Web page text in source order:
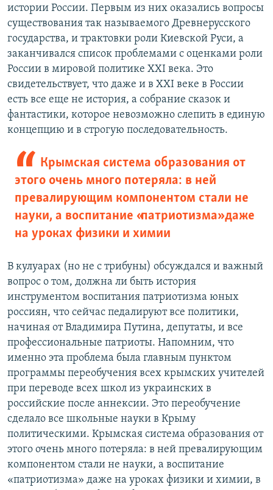
истории России. Первым из них оказались вопросы
существования так называемого Древнерусского
государства, и трактовки роли Киевской Руси, а
заканчивался список проблемами с оценками роли
России в мировой политике ХХІ века. Это
свидетельствует, что даже и в ХХІ веке в России
есть все еще не история, а собрание сказок и
фантастики, которое невозможно слепить в единую
концепцию и в строгую последовательность.
Крымская система образования от
этого очень много потеряла: в ней
превалирующим компонентом стали не
науки, а воспитание «патриотизма» даже
на уроках физики и химии
В кулуарах (но не с трибуны) обсуждался и важный
вопрос о том, должна ли быть история
инструментом воспитания патриотизма юных
россиян, что сейчас педалируют все политики,
начиная от Владимира Путина, депутаты, и все
профессиональные патриоты. Напомним, что
именно эта проблема была главным пунктом
программы переобучения всех крымских учителей
при переводе всех школ из украинских в
российские после аннексии. Это переобучение
сделало все школьные науки в Крыму
политическими. Крымская система образования от
этого очень много потеряла: в ней превалирующим
компонентом стали не науки, а воспитание
«патриотизма» даже на уроках физики и химии, в